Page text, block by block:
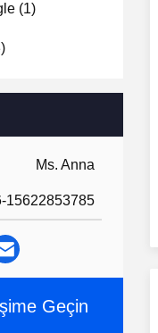
(1)
Ms. Anna
15622853785
Geçin